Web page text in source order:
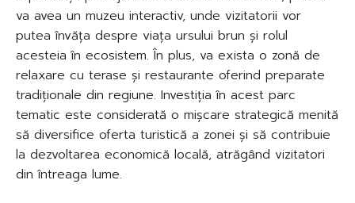
va avea un muzeu interactiv, unde vizitatorii vor
putea învăța despre viața ursului brun și rolul
acesteia în ecosistem. În plus, va exista o zonă de
relaxare cu terase și restaurante oferind preparate
tradiționale din regiune. Investiția în acest parc
tematic este considerată o mișcare strategică menită
să diversifice oferta turistică a zonei și să contribuie
la dezvoltarea economică locală, atrăgând vizitatori
din întreaga lume.